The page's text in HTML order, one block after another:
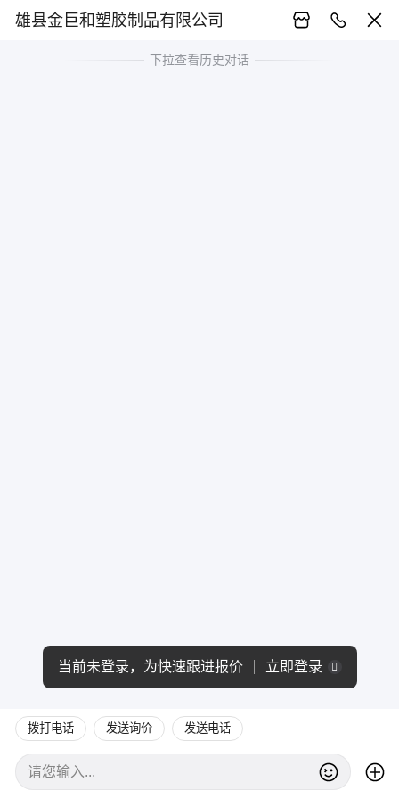
雄县金巨和塑胶制品有限公司
下拉查看历史对话
拨打电话 发送询价 发送电话
当前未登录，为快速跟进报价 立即登录